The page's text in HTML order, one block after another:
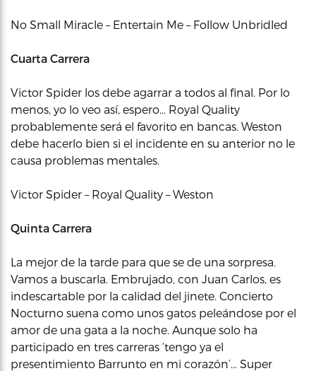
No Small Miracle – Entertain Me – Follow Unbridled
Cuarta Carrera
Victor Spider los debe agarrar a todos al final. Por lo
menos, yo lo veo así, espero… Royal Quality
probablemente será el favorito en bancas. Weston
debe hacerlo bien si el incidente en su anterior no le
causa problemas mentales.
Victor Spider – Royal Quality – Weston
Quinta Carrera
La mejor de la tarde para que se de una sorpresa.
Vamos a buscarla. Embrujado, con Juan Carlos, es
indescartable por la calidad del jinete. Concierto
Nocturno suena como unos gatos peleándose por el
amor de una gata a la noche. Aunque solo ha
participado en tres carreras ‘tengo ya el
presentimiento Barrunto en mi corazón’… Super